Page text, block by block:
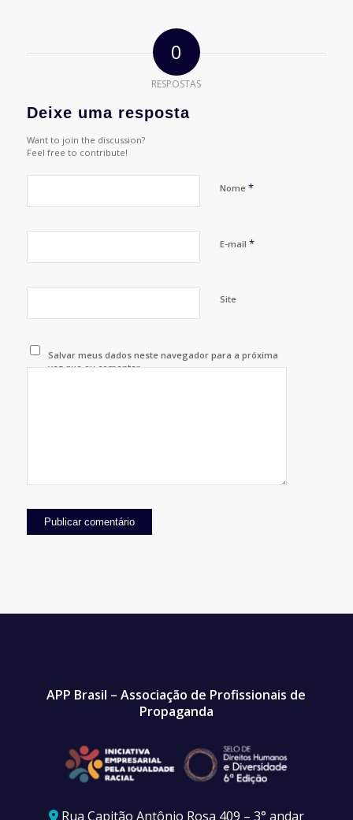
0
RESPOSTAS
Deixe uma resposta
Want to join the discussion?
Feel free to contribute!
Nome *
E-mail *
Site
Salvar meus dados neste navegador para a próxima
vez que eu comentar.
APP Brasil – Associação de Profissionais de
Propaganda
Rua Capitão Antônio Rosa 409 – 3° andar